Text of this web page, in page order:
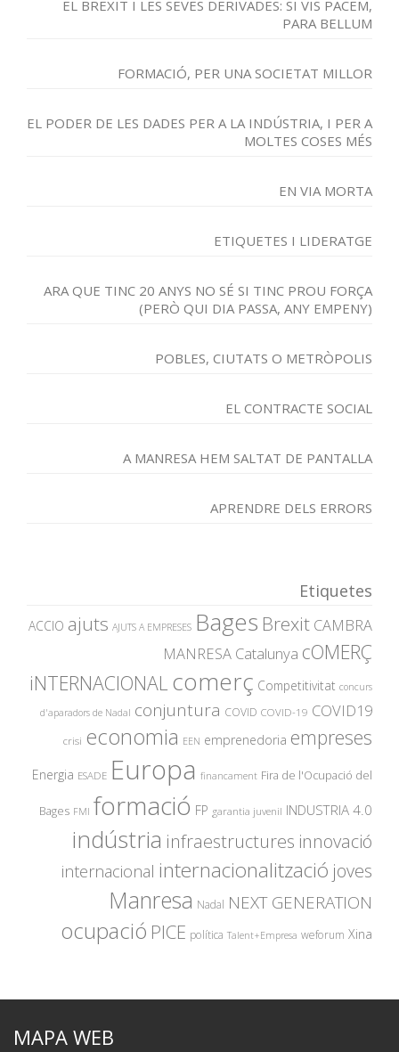
EL BREXIT I LES SEVES DERIVADES: SI VIS PACEM,
PARA BELLUM
FORMACIÓ, PER UNA SOCIETAT MILLOR
EL PODER DE LES DADES PER A LA INDÚSTRIA, I PER A
MOLTES COSES MÉS
EN VIA MORTA
ETIQUETES I LIDERATGE
ARA QUE TINC 20 ANYS NO SÉ SI TINC PROU FORÇA
(PERÒ QUI DIA PASSA, ANY EMPENY)
POBLES, CIUTATS O METRÒPOLIS
EL CONTRACTE SOCIAL
A MANRESA HEM SALTAT DE PANTALLA
APRENDRE DELS ERRORS
Etiquetes
ACCIO ajuts AJUTS A EMPRESES Bages Brexit CAMBRA
MANRESA Catalunya cOMERÇ
iNTERNACIONAL comerç Competitivitat concurs
d'aparadors de Nadal conjuntura COVID COVID-19 COVID19
crisi economia EEN emprenedoria empreses
Energia ESADE Europa financament Fira de l'Ocupació del
Bages FMI formació FP garantia juvenil INDUSTRIA 4.0
indústria infraestructures innovació
internacional internacionalització joves
Manresa Nadal NEXT GENERATION
ocupació PICE política Talent+Empresa weforum Xina
MAPA WEB